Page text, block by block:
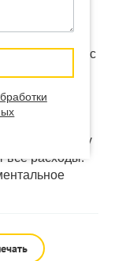
Е-00045 с
ваши
или
ваш дизайн
в любую точку
все расходы: